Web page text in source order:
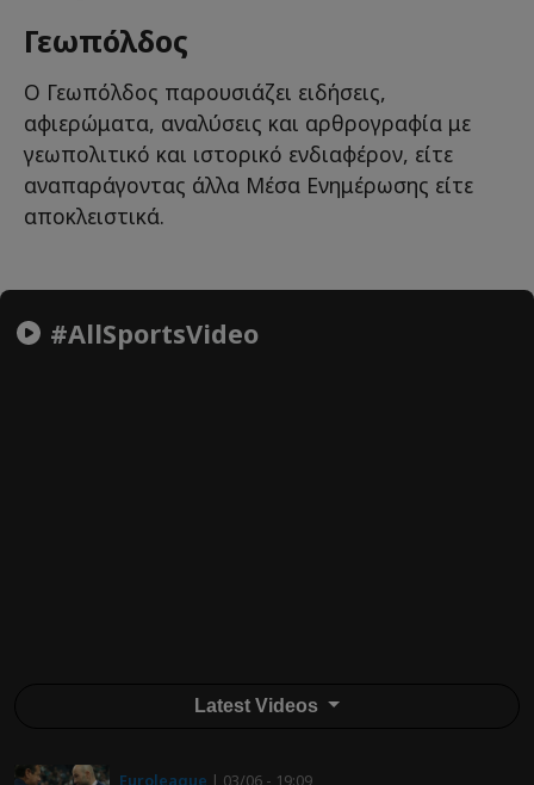
Γεωπόλδος
Ο Γεωπόλδος παρουσιάζει ειδήσεις,
αφιερώματα, αναλύσεις και αρθρογραφία με
γεωπολιτικό και ιστορικό ενδιαφέρον, είτε
αναπαράγοντας άλλα Μέσα Ενημέρωσης είτε
αποκλειστικά.
#AllSportsVideo
Latest Videos
Euroleague | 03/06 - 19:09